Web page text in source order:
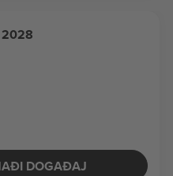
DOGAĐAJ